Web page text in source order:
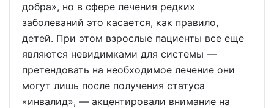
добра», но в сфере лечения редких
заболеваний это касается, как правило,
детей. При этом взрослые пациенты все еще
являются невидимками для системы —
претендовать на необходимое лечение они
могут лишь после получения статуса
«инвалид», — акцентировали внимание на